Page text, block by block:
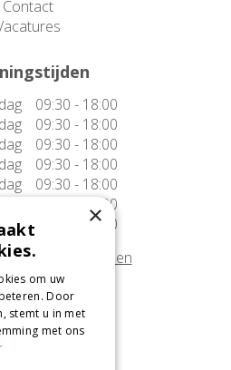
Contact
09:30 - 18:00
09:30 - 18:00
09:30 - 18:00
09:30 - 18:00
09:30 - 18:00
09:30 - 17:00
10:00 - 17:00
tonen
locatie
Alméérplant
Thijsseweg 4
×
om uw
Door
stemt u in met
met ons